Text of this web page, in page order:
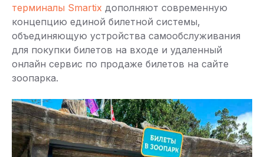
терминалы Smartix дополняют современную
концепцию единой билетной системы,
объединяющую устройства самообслуживания
для покупки билетов на входе и удаленный
онлайн сервис по продаже билетов на сайте
зоопарка.